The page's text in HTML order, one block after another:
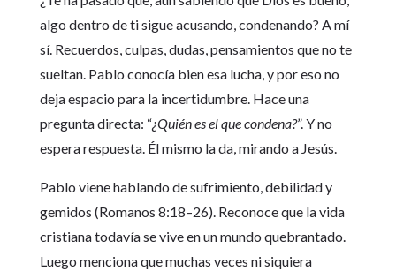
algo dentro de ti sigue acusando, condenando? A mí
sí. Recuerdos, culpas, dudas, pensamientos que no te
sueltan. Pablo conocía bien esa lucha, y por eso no
deja espacio para la incertidumbre. Hace una
pregunta directa: “¿Quién es el que condena?”. Y no
espera respuesta. Él mismo la da, mirando a Jesús.
Pablo viene hablando de sufrimiento, debilidad y
gemidos (Romanos 8:18–26). Reconoce que la vida
cristiana todavía se vive en un mundo quebrantado.
Luego menciona que muchas veces ni siquiera